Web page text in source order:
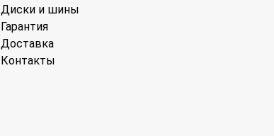
Диски и шины
Гарантия
Доставка
Контакты